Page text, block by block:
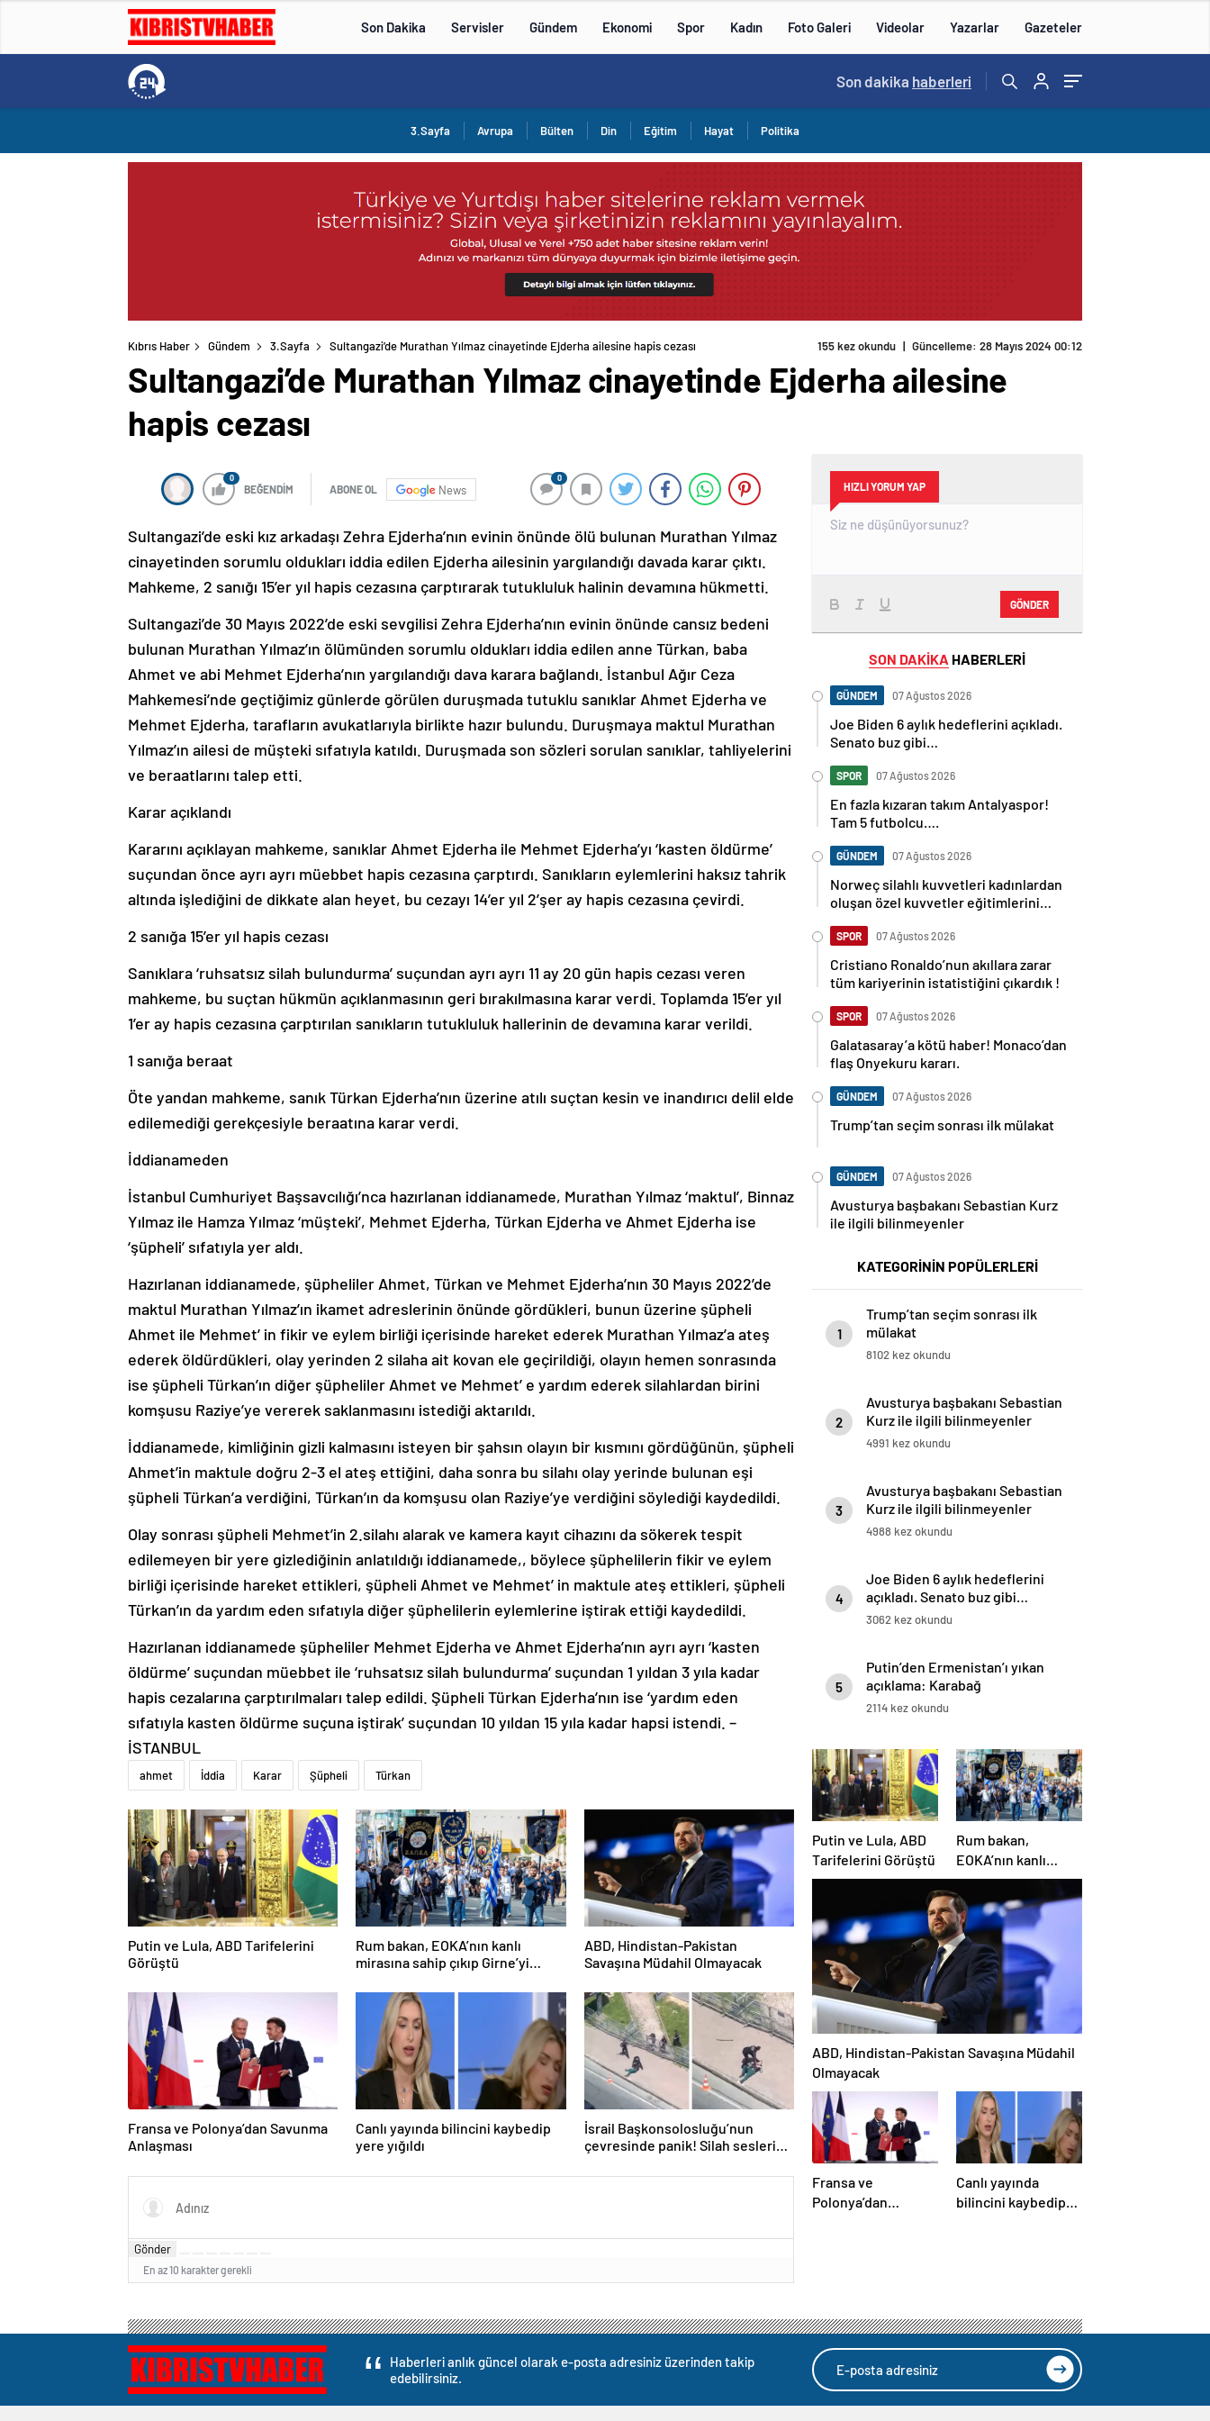
Son Dakika Servisler Gündem Ekonomi Spor Kadın Foto Galeri Videolar Yazarlar Gazeteler
Son dakika haberleri
3.Sayfa Avrupa Bülten Din Eğitim Hayat Politika
Kıbrıs Haber Gündem 3.Sayfa Sultangazi’de Murathan Yılmaz cinayetinde Ejderha ailesine hapis cezası 155 kez okundu | Güncelleme: 28 Mayıs 2024 00:12
Sultangazi’de Murathan Yılmaz cinayetinde Ejderha ailesine
hapis cezası
0
BEĞENDİM ABONE OL News
0
Sultangazi’de eski kız arkadaşı Zehra Ejderha’nın evinin önünde ölü bulunan Murathan Yılmaz
cinayetinden sorumlu oldukları iddia edilen Ejderha ailesinin yargılandığı davada karar çıktı.
Mahkeme, 2 sanığı 15’er yıl hapis cezasına çarptırarak tutukluluk halinin devamına hükmetti.
Sultangazi’de 30 Mayıs 2022’de eski sevgilisi Zehra Ejderha’nın evinin önünde cansız bedeni
bulunan Murathan Yılmaz’ın ölümünden sorumlu oldukları iddia edilen anne Türkan, baba
Ahmet ve abi Mehmet Ejderha’nın yargılandığı dava karara bağlandı. İstanbul Ağır Ceza
Mahkemesi’nde geçtiğimiz günlerde görülen duruşmada tutuklu sanıklar Ahmet Ejderha ve
Mehmet Ejderha, tarafların avukatlarıyla birlikte hazır bulundu. Duruşmaya maktul Murathan
Yılmaz’ın ailesi de müşteki sıfatıyla katıldı. Duruşmada son sözleri sorulan sanıklar, tahliyelerini
ve beraatlarını talep etti.
Karar açıklandı
Kararını açıklayan mahkeme, sanıklar Ahmet Ejderha ile Mehmet Ejderha’yı ‘kasten öldürme’
suçundan önce ayrı ayrı müebbet hapis cezasına çarptırdı. Sanıkların eylemlerini haksız tahrik
altında işlediğini de dikkate alan heyet, bu cezayı 14’er yıl 2’şer ay hapis cezasına çevirdi.
2 sanığa 15’er yıl hapis cezası
Sanıklara ‘ruhsatsız silah bulundurma’ suçundan ayrı ayrı 11 ay 20 gün hapis cezası veren
mahkeme, bu suçtan hükmün açıklanmasının geri bırakılmasına karar verdi. Toplamda 15’er yıl
1’er ay hapis cezasına çarptırılan sanıkların tutukluluk hallerinin de devamına karar verildi.
1 sanığa beraat
Öte yandan mahkeme, sanık Türkan Ejderha’nın üzerine atılı suçtan kesin ve inandırıcı delil elde
edilemediği gerekçesiyle beraatına karar verdi.
İddianameden
İstanbul Cumhuriyet Başsavcılığı’nca hazırlanan iddianamede, Murathan Yılmaz ‘maktul’, Binnaz
Yılmaz ile Hamza Yılmaz ‘müşteki’, Mehmet Ejderha, Türkan Ejderha ve Ahmet Ejderha ise
‘şüpheli’ sıfatıyla yer aldı.
Hazırlanan iddianamede, şüpheliler Ahmet, Türkan ve Mehmet Ejderha’nın 30 Mayıs 2022’de
maktul Murathan Yılmaz’ın ikamet adreslerinin önünde gördükleri, bunun üzerine şüpheli
Ahmet ile Mehmet’ in fikir ve eylem birliği içerisinde hareket ederek Murathan Yılmaz’a ateş
ederek öldürdükleri, olay yerinden 2 silaha ait kovan ele geçirildiği, olayın hemen sonrasında
ise şüpheli Türkan’ın diğer şüpheliler Ahmet ve Mehmet’ e yardım ederek silahlardan birini
komşusu Raziye’ye vererek saklanmasını istediği aktarıldı.
İddianamede, kimliğinin gizli kalmasını isteyen bir şahsın olayın bir kısmını gördüğünün, şüpheli
Ahmet’in maktule doğru 2-3 el ateş ettiğini, daha sonra bu silahı olay yerinde bulunan eşi
şüpheli Türkan’a verdiğini, Türkan’ın da komşusu olan Raziye’ye verdiğini söylediği kaydedildi.
Olay sonrası şüpheli Mehmet’in 2.silahı alarak ve kamera kayıt cihazını da sökerek tespit
edilemeyen bir yere gizlediğinin anlatıldığı iddianamede,, böylece şüphelilerin fikir ve eylem
birliği içerisinde hareket ettikleri, şüpheli Ahmet ve Mehmet’ in maktule ateş ettikleri, şüpheli
Türkan’ın da yardım eden sıfatıyla diğer şüphelilerin eylemlerine iştirak ettiği kaydedildi.
Hazırlanan iddianamede şüpheliler Mehmet Ejderha ve Ahmet Ejderha’nın ayrı ayrı ‘kasten
öldürme’ suçundan müebbet ile ‘ruhsatsız silah bulundurma’ suçundan 1 yıldan 3 yıla kadar
hapis cezalarına çarptırılmaları talep edildi. Şüpheli Türkan Ejderha’nın ise ‘yardım eden
sıfatıyla kasten öldürme suçuna iştirak’ suçundan 10 yıldan 15 yıla kadar hapsi istendi. –
İSTANBUL
ahmet İddia Karar Şüpheli Türkan
Putin ve Lula, ABD Tarifelerini
Görüştü
Rum bakan, EOKA’nın kanlı
mirasına sahip çıkıp Girne’yi
ABD, Hindistan-Pakistan
Savaşına Müdahil Olmayacak
Fransa ve Polonya’dan Savunma
Anlaşması
Canlı yayında bilincini kaybedip
yere yığıldı
İsrail Başkonsolosluğu’nun
çevresinde panik! Silah sesleri
Gönder
En az 10 karakter gerekli
HIZLI YORUM YAP
GÖNDER
SON DAKİKA HABERLERİ
GÜNDEM 07 Ağustos 2026
Joe Biden 6 aylık hedeflerini açıkladı.
Senato buz gibi…
SPOR 07 Ağustos 2026
En fazla kızaran takım Antalyaspor!
Tam 5 futbolcu….
GÜNDEM 07 Ağustos 2026
Norweç silahlı kuvvetleri kadınlardan
oluşan özel kuvvetler eğitimlerini
SPOR 07 Ağustos 2026
Cristiano Ronaldo’nun akıllara zarar
tüm kariyerinin istatistiğini çıkardık !
SPOR 07 Ağustos 2026
Galatasaray’a kötü haber! Monaco’dan
flaş Onyekuru kararı.
GÜNDEM 07 Ağustos 2026
Trump’tan seçim sonrası ilk mülakat
GÜNDEM 07 Ağustos 2026
Avusturya başbakanı Sebastian Kurz
ile ilgili bilinmeyenler
KATEGORİNİN POPÜLERLERİ
1
Trump’tan seçim sonrası ilk
mülakat
8102 kez okundu
2
Avusturya başbakanı Sebastian
Kurz ile ilgili bilinmeyenler
4991 kez okundu
3
Avusturya başbakanı Sebastian
Kurz ile ilgili bilinmeyenler
4988 kez okundu
4
Joe Biden 6 aylık hedeflerini
açıkladı. Senato buz gibi…
3062 kez okundu
5
Putin’den Ermenistan’ı yıkan
açıklama: Karabağ
Azerbaycan’ın ayrılmaz bir
2114 kez okundu
Putin ve Lula, ABD
Tarifelerini Görüştü
Rum bakan,
EOKA’nın kanlı
mirasına sahip çıkıp
Girne’yi hedef
gösterdi
ABD, Hindistan-Pakistan Savaşına Müdahil
Olmayacak
Fransa ve
Polonya’dan
Canlı yayında
bilincini kaybedip
Haberleri anlık güncel olarak e-posta adresiniz üzerinden takip
edebilirsiniz.